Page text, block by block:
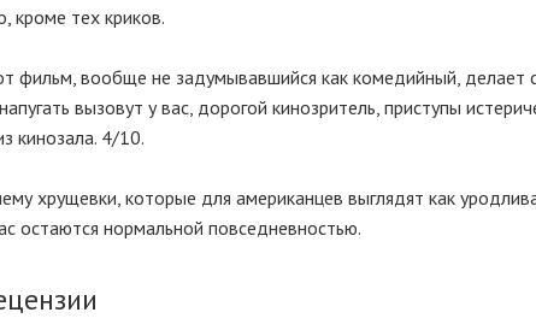
кроме тех криков.
фильм, вообще не задумывавшийся как комедийный, делает
вызовут у вас, дорогой кинозритель, приступы
кинозала. 4/10.
хрущевки, которые для американцев выглядят как
остаются нормальной повседневностью.